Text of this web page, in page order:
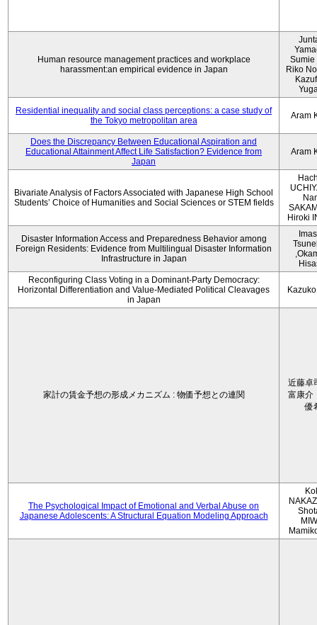
Human resource management practices and workplace
harassment:an empirical evidence in Japan
Sumie
Riko
Residential inequality and social class perceptions: a case study of
the Tokyo metropolitan area
Aram
Does the Discrepancy Between Educational Aspiration and
Educational Attainment Affect Life Satisfaction? Evidence from
Japan
Aram
Bivariate Analysis of Factors Associated with Japanese High School
Students’ Choice of Humanities and Social Sciences or STEM fields
Hiroki
Disaster Information Access and Preparedness Behavior among
Foreign Residents: Evidence from Multilingual Disaster Information
Infrastructure in Japan
Reconfiguring Class Voting in a Dominant-Party Democracy:
Horizontal Differentiation and Value-Mediated Political Cleavages
in Japan
家計の賃金予想の形成メカニズム : 物価予想との連関
近藤卓
富康介
優
The Psychological Impact of Emotional and Verbal Abuse on
Japanese Adolescents: A Structural Equation Modeling Approach